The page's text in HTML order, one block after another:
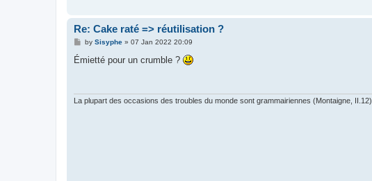
Re: Cake raté => réutilisation ?
P
s
by Sisyphe» 07 Jan 2022 20:09
Émietté pour un crumble ?
La plupart des occasions des troubles du monde sont grammairiennes (Montaigne, II.12)